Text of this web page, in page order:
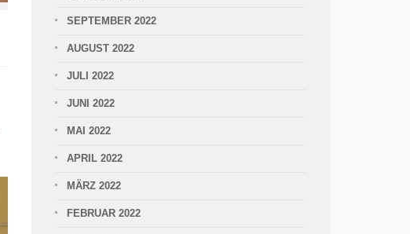
SEPTEMBER 2022
AUGUST 2022
JULI 2022
JUNI 2022
MAI 2022
APRIL 2022
MÄRZ 2022
FEBRUAR 2022